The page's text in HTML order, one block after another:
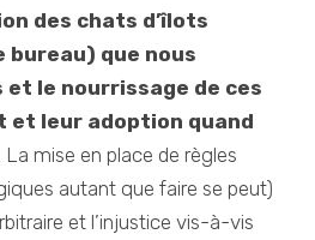
des chats d’îlots
bureau) que nous
et le nourrissage de ces
et leur adoption quand
. La mise en place de règles
autant que faire se peut)
et l’injustice vis-à-vis